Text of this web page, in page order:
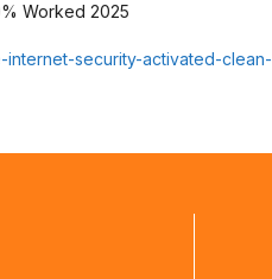
Worked 2025
security-activated-clean-